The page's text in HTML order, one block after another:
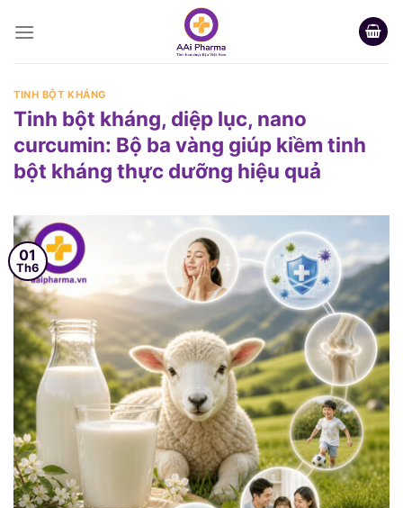
TINH BỘT KHÁNG
Tinh bột kháng, diệp lục, nano
curcumin: Bộ ba vàng giúp kiềm tinh
bột kháng thực dưỡng hiệu quả
01
Th6